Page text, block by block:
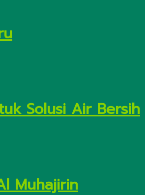
Solusi Air Bersih
Muhajirin